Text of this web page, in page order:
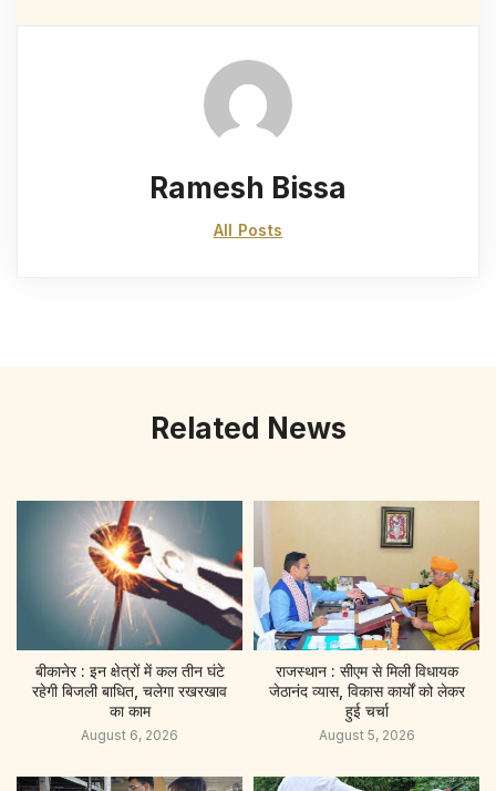
Ramesh Bissa
All Posts
Related News
बीकानेर : इन क्षेत्रों में कल तीन घंटे
रहेगी बिजली बाधित, चलेगा रखरखाव
का काम
August 6, 2026
राजस्थान : सीएम से मिली विधायक
जेठानंद व्यास, विकास कार्यों को लेकर
हुई चर्चा
August 5, 2026